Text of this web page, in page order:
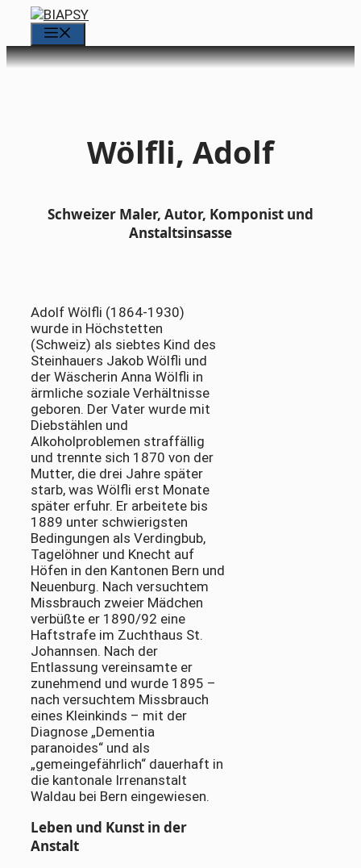
Zum
springen
Wölfli, Adolf
Schweizer Maler, Autor, Komponist und
Anstaltsinsasse
Adolf Wölfli (1864-1930)
wurde in Höchstetten
(Schweiz) als siebtes Kind des
Steinhauers Jakob Wölfli und
der Wäscherin Anna Wölfli in
ärmliche soziale Verhältnisse
geboren. Der Vater wurde mit
Diebstählen und
Alkoholproblemen straffällig
und trennte sich 1870 von der
Mutter, die drei Jahre später
starb, was Wölfli erst Monate
später erfuhr. Er arbeitete bis
1889 unter schwierigsten
Bedingungen als Verdingbub,
Tagelöhner und Knecht auf
Höfen in den Kantonen Bern und
Neuenburg. Nach versuchtem
Missbrauch zweier Mädchen
verbüßte er 1890/92 eine
Haftstrafe im Zuchthaus St.
Johannsen. Nach der
Entlassung vereinsamte er
zunehmend und wurde 1895 –
nach versuchtem Missbrauch
eines Kleinkinds – mit der
Diagnose „Dementia
paranoides“ und als
„gemeingefährlich“ dauerhaft in
die kantonale Irrenanstalt
Waldau bei Bern eingewiesen.
Leben und Kunst in der
Anstalt